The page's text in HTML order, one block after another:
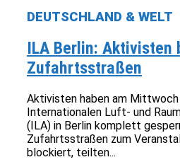
DEUTSCHLAND & WELT
ILA Berlin: Aktivisten
Zufahrtsstraßen
Aktivisten haben am
Internationalen Luft- und
(ILA) in Berlin komplett
Zufahrtsstraßen zum
blockiert, teilten...